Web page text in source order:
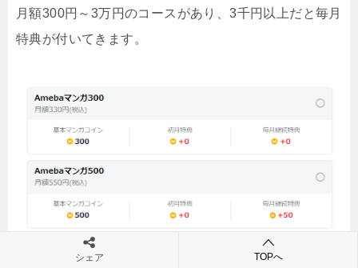
月額300円～3万円のコースがあり、3千円以上だと毎月
特典が付いてきます。
シェア TOPへ